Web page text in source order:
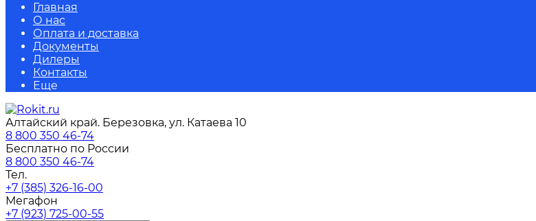
Главная
О нас
Оплата и доставка
Документы
Дилеры
Контакты
Еще
Алтайский край. Березовка, ул. Катаева 10
8 800 350 46-74
Бесплатно по России
8 800 350 46-74
Тел.
+7 (385) 326-16-00
Мегафон
+7 (923) 725-00-55